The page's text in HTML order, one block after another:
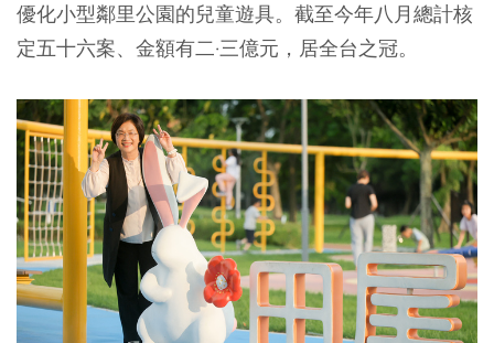
優化小型鄰里公園的兒童遊具。截至今年八月總計核
定五十六案、金額有二·三億元，居全台之冠。